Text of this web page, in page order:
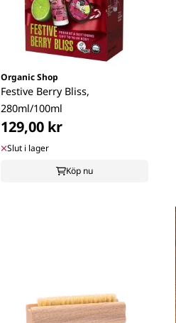
Organic Shop
Festive Berry Bliss,
280ml/100ml
129,00 kr
Slut i lager
Köp nu